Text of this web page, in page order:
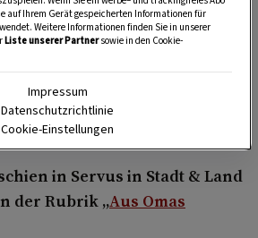
zu viele gebackene Mäuse
das überhaupt geht): Im
sie sich gut einige Wochen
in Servus in Stadt & Land
der Rubrik „Aus Omas
auf Ihrem Gerät gespeicherten Informationen für
Weitere Informationen finden Sie in unserer
Liste unserer Partnersowie in den Cookie-
Impressum
Datenschutzrichtlinie
Cookie-Einstellungen